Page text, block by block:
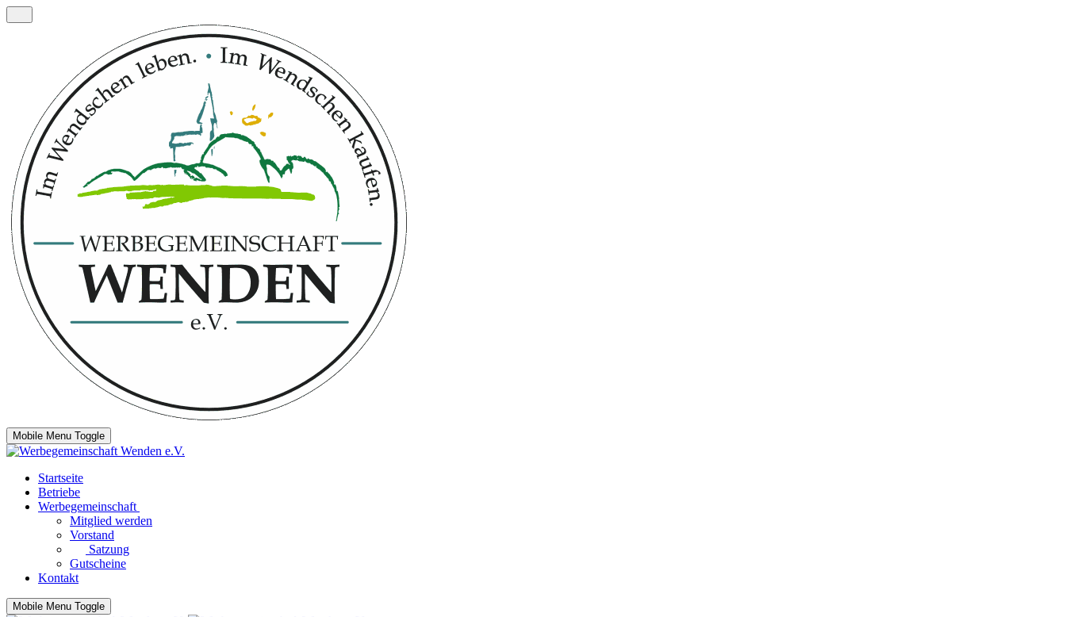
Mobile Menu Toggle
Startseite
Betriebe
Werbegemeinschaft
Mitglied werden
Vorstand
Satzung
Gutscheine
Kontakt
Mobile Menu Toggle